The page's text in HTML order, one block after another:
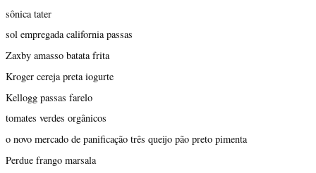
sônica tater
sol empregada california passas
Zaxby amasso batata frita
Kroger cereja preta iogurte
Kellogg passas farelo
tomates verdes orgânicos
o novo mercado de panificação três queijo pão preto pimenta
Perdue frango marsala